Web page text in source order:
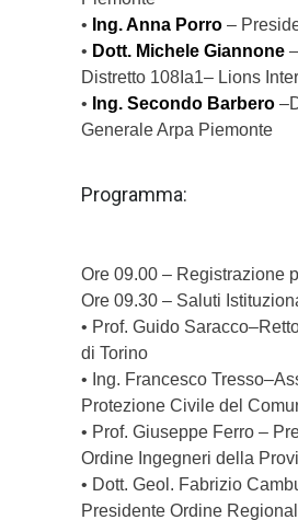
• Ing. Anna Porro –
• Dott. Michele Giannone
Distretto 108Ia1– Lions
• Ing. Secondo Barbero
Generale Arpa Piemonte
Programma:
Ore 09.00 – Registrazione
Ore 09.30 – Saluti
• Prof. Guido
di Torino
• Ing. Francesco
Protezione Civile del
• Prof. Giuseppe Ferro –
Ordine Ingegneri della
• Dott. Geol. Fabrizio
Presidente Ordine